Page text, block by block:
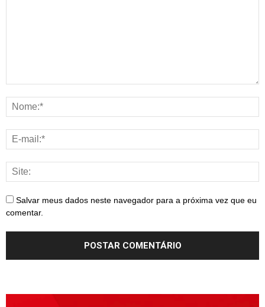
Salvar meus dados neste navegador para a próxima vez que eu
comentar.